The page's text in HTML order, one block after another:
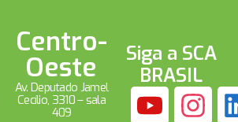
Centro-
Oeste
Av. Deputado Jamel
Cecílio, 3310 – sala
409
Siga a SCA
BRASIL